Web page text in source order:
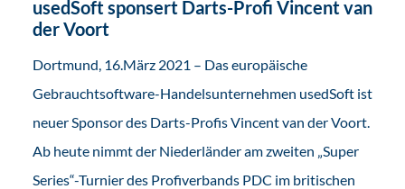
usedSoft sponsert Darts-Profi Vincent van
der Voort
Dortmund, 16.März 2021 – Das europäische
Gebrauchtsoftware-Handelsunternehmen usedSoft ist
neuer Sponsor des Darts-Profis Vincent van der Voort.
Ab heute nimmt der Niederländer am zweiten „Super
Series“-Turnier des Profiverbands PDC im britischen